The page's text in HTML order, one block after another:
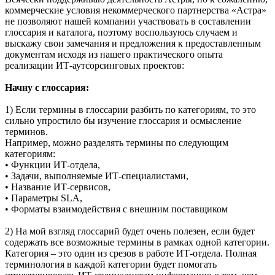
коммерческие условия некоммерческого партнерства «Астра»
не позволяют нашей компании участвовать в составлении
глоссария и каталога, поэтому воспользуюсь случаем и
выскажу свои замечания и предложения к предоставленным
документам исходя из нашего практического опыта
реализации ИТ-аутсорсинговых проектов:
Начну с глоссария:
1) Если термины в глоссарии разбить по категориям, то это
сильно упростило бы изучение глоссария и осмысление
терминов.
Например, можно разделять термины по следующим
категориям:
• Функции ИТ-отдела,
• Задачи, выполняемые ИТ-специалистами,
• Название ИТ-сервисов,
• Параметры SLA,
• Форматы взаимодействия с внешним поставщиком
2) На мой взгляд глоссарий будет очень полезен, если будет
содержать все возможные термины в рамках одной категории.
Категория – это один из срезов в работе ИТ-отдела. Полная
терминология в каждой категории будет помогать